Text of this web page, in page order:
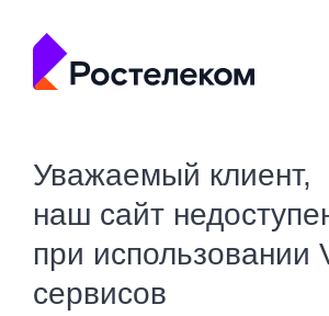
Уважаемый клиент,
наш сайт
при использовании
сервисов